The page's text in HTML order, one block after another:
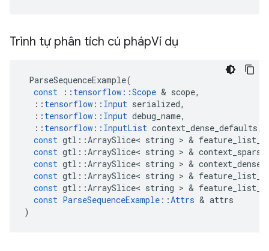
Trình tự phân tích cú phápVí dụ
ParseSequenceExample(
const
:: tensorflow ::Scope & scope,
:: tensorflow :: Input serialized,
:: tensorflow :: Input debug_name,
:: tensorflow :: InputList context_dense_defaults,
const gtl ::ArraySlice< string > &
const gtl ::ArraySlice< string > &
const gtl ::ArraySlice< string > &
const gtl ::ArraySlice< string > &
const gtl ::ArraySlice< string > &
const ParseSequenceExample ::Attrs & attrs
)